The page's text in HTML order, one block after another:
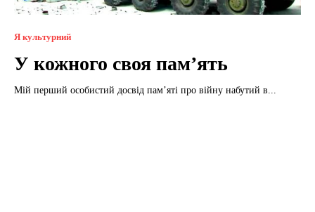
Я культурний
У кожного своя пам’ять
Мій перший особистий досвід пам’яті про війну набутий в...